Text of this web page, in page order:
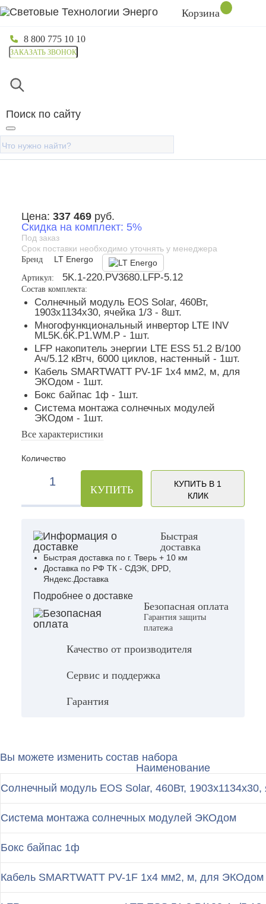
Корзина
8 800 775 10 10
ЗАКАЗАТЬ ЗВОНОК
Поиск по сайту
Главная
Гибридная солнечная
электростанция ЭКОдом
3680-5К-5.12
Цена: 337 469 руб.
Скидка на комплект: 5%
Под заказ
Срок поставки необходимо уточнять у менеджера
Бренд
LT Energo
Артикул:
5K.1-220.PV3680.LFP-5.12
Состав комплекта:
Солнечный модуль EOS Solar, 460Вт,
1903х1134х30, ячейка 1/3 - 8шт.
Многофункциональный инвертор LTE INV
ML5K.6K.P1.WM.P - 1шт.
LFP накопитель энергии LTE ESS 51.2 В/100
Ач/5.12 кВтч, 6000 циклов, настенный - 1шт.
Кабель SMARTWATT PV-1F 1x4 мм2, м, для
ЭКОдом - 1шт.
Бокс байпас 1ф - 1шт.
Система монтажа солнечных модулей
ЭКОдом - 1шт.
Все характеристики
Количество
КУПИТЬ
КУПИТЬ В 1
КЛИК
Быстрая
доставка
Быстрая доставка по г. Тверь + 10 км
Доставка по РФ ТК - СДЭК, DPD,
Яндекс.Доставка
Подробнее о доставке
Безопасная оплата
Гарантия защиты
платежа
Качество от производителя
Сервис и поддержка
Гарантия
Вы можете изменить состав набора
Наименование
Солнечный модуль EOS Solar, 460Вт, 1903х1134х30,
Система монтажа солнечных модулей ЭКОдом
Бокс байпас 1ф
Кабель SMARTWATT PV-1F 1x4 мм2, м, для ЭКОдом